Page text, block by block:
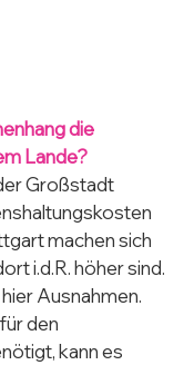
die
Lande?
Großstadt
machen sich
i.d.R. höher sind.
Ausnahmen.
den
kann es